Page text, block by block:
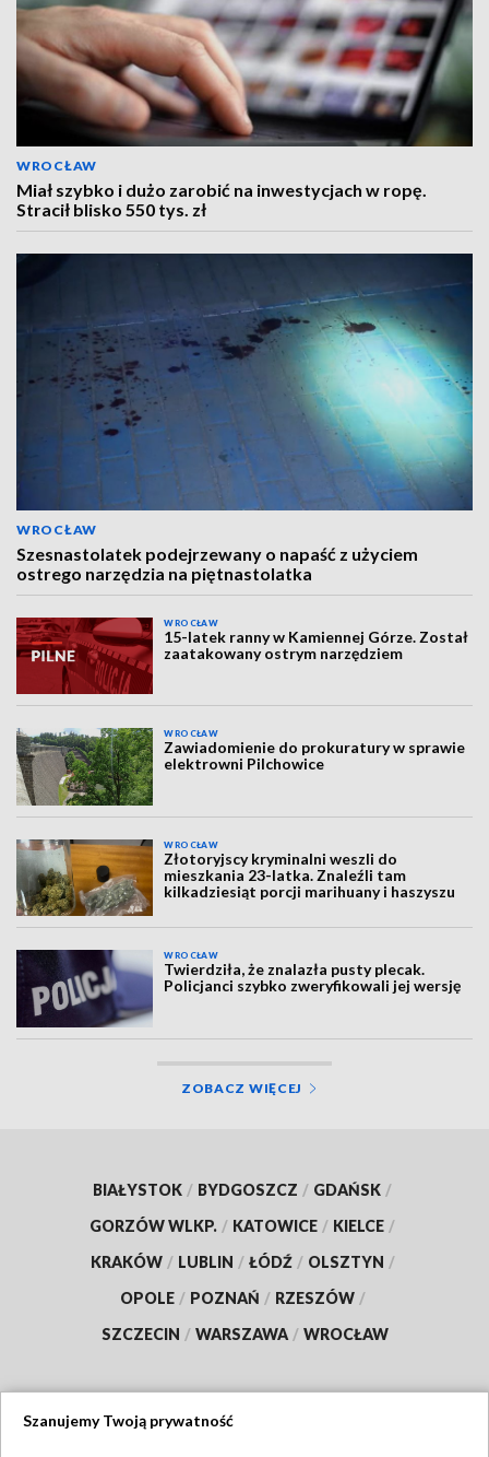
WROCŁAW
Miał szybko i dużo zarobić na inwestycjach w ropę.
Stracił blisko 550 tys. zł
WROCŁAW
Szesnastolatek podejrzewany o napaść z użyciem
ostrego narzędzia na piętnastolatka
WROCŁAW
15-latek ranny w Kamiennej Górze. Został
zaatakowany ostrym narzędziem
WROCŁAW
Zawiadomienie do prokuratury w sprawie
elektrowni Pilchowice
WROCŁAW
Złotoryjscy kryminalni weszli do
mieszkania 23-latka. Znaleźli tam
kilkadziesiąt porcji marihuany i haszyszu
WROCŁAW
Twierdziła, że znalazła pusty plecak.
Policjanci szybko zweryfikowali jej wersję
ZOBACZ WIĘCEJ
BIAŁYSTOK / BYDGOSZCZ / GDAŃSK /
GORZÓW WLKP. / KATOWICE / KIELCE /
KRAKÓW / LUBLIN / ŁÓDŹ / OLSZTYN /
OPOLE / POZNAŃ / RZESZÓW /
SZCZECIN / WARSZAWA / WROCŁAW
Szanujemy Twoją prywatność